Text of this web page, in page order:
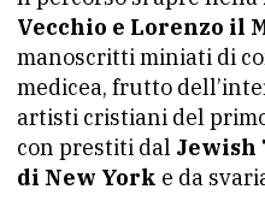
Vecchio e Lorenzo il
manoscritti miniati di
medicea, frutto
artisti cristiani del
con prestiti dal Jewish
di New York e da